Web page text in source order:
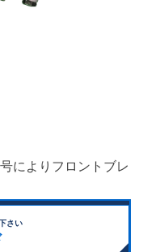
によりフロントブレ
さい